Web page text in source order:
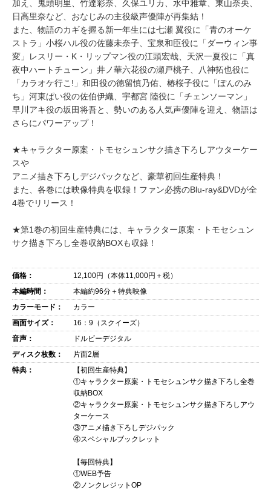
加え、鬼頭明里、竹達彩奈、久保ユリカ、水中雅章、東山奈央、
日高里奈など、おなじみの主役級声優陣が再集結！
また、物語のカギを握る新一年生には七瀬 翼役に「青のオーケ
ストラ」小桜ハル役の佐藤未奈子、宝泉和臣役に「ダーウィン事
変」レスリー・K・リップマン役の江頭宏哉、天沢一夏役に「真
夜中ハートチューン」井ノ華六花役の瀬戸桃子、八神拓也役に
「カラオケ行こ!」和田役の徳留慎乃佑、椿桜子役に「ぽんのみ
ち」河東ぱい役の佐伯伊織、宇都宮 陸役に「チェンソーマン」
早川アキ役の坂田将吾と、勢いのある人気声優陣を迎え、物語は
さらにパワーアップ！
★キャラクター原案・トモセシュンサク描き下ろしアウターケー
スや
アニメ描き下ろしデジパックなど、豪華初回生産特典！
また、各巻には映像特典を収録！ファン必携のBlu-ray&DVDが全
4巻でリリース！
★第1巻の初回生産特典には、キャラクター原案・トモセシュン
サク描き下ろし全巻収納BOXも収録！
価格： 12,100円（本体11,000円＋税）
本編時間：
本編約96分＋特典映像
カラーモード：
カラー
画面サイズ：
16：9（スクイーズ）
音声：
ドルビーデジタル
ディスク枚数：
片面2層
特典：
【初回生産特典】
①キャラクター原案・トモセシュンサク描き下ろし全巻
収納BOX
②キャラクター原案・トモセシュンサク描き下ろしアウ
ターケース
③アニメ描き下ろしデジパック
④スペシャルブックレット
【毎回特典】
①WEB予告
②ノンクレジットOP